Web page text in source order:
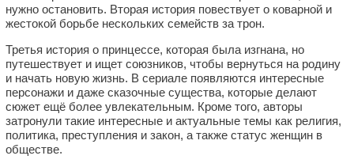
нужно остановить. Вторая история повествует о коварной и
жестокой борьбе нескольких семейств за трон.
Третья история о принцессе, которая была изгнана, но
путешествует и ищет союзников, чтобы вернуться на родину
и начать новую жизнь. В сериале появляются интересные
персонажи и даже сказочные существа, которые делают
сюжет ещё более увлекательным. Кроме того, авторы
затронули такие интересные и актуальные темы как религия,
политика, преступления и закон, а также статус женщин в
обществе.